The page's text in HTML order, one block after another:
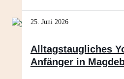
25. Juni 2026
Alltagstaugliches
Anfänger in